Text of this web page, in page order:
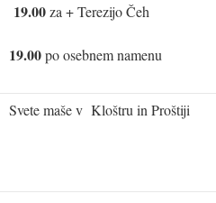
19.00za + Terezijo Čeh
19.00po osebnem namenu
Svete maše v Kloštru in Proštiji